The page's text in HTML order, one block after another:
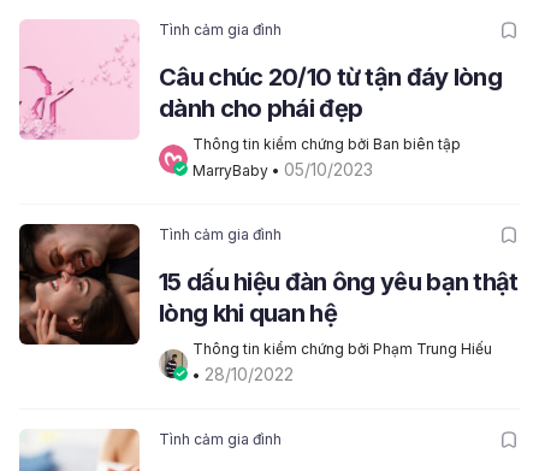
Tình cảm gia đình
Câu chúc 20/10 từ tận đáy lòng
dành cho phái đẹp
Thông tin kiểm chứng bởi Ban biên tập
MarryBaby • 05/10/2023
Tình cảm gia đình
15 dấu hiệu đàn ông yêu bạn thật
lòng khi quan hệ
Thông tin kiểm chứng bởi Phạm Trung Hiếu
• 28/10/2022
Tình cảm gia đình